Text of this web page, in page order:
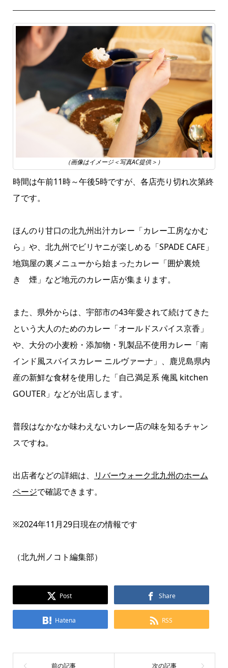
（画像はイメージ＜写真AC提供＞）
時間は午前11時～午後5時ですが、各店売り切れ次第終
了です。
ほんのり甘口の北九州出汁カレー「カレー工房なかむ
ら」や、北九州でビリヤニが楽しめる「SPADE CAFE」
地鶏屋の裏メニューから始まったカレー「囲炉裏焼
き 煙」など地元のカレー店が集まります。
また、県外からは、宇部市の43年愛されて続けてきた
という大人のためのカレー「オールドスパイス京香」
や、大分の小麦粉・添加物・乳製品不使用カレー「南
インド風スパイスカレー ニルヴァーナ」、鹿児島県内
産の新鮮な食材を使用した「自己満足系 俺風 kitchen
GOUTER」などが出店します。
普段はなかなか味わえないカレー店の味を知るチャン
スですね。
出店者などの詳細は、
リバーウォーク北九州のホーム
ページで確認できます。
※2024年11月29日現在の情報です
（北九州ノコト編集部）
Post Share
Hatena RSS